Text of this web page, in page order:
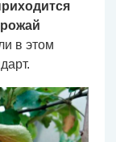
в этом